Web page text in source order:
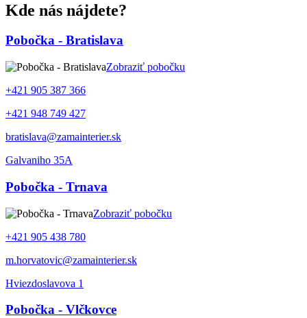
Kde nás nájdete?
Pobočka - Bratislava
Zobraziť pobočku
+421 905 387 366
+421 948 749 427
bratislava@zamainterier.sk
Galvaniho 35A
Pobočka - Trnava
Zobraziť pobočku
+421 905 438 780
m.horvatovic@zamainterier.sk
Hviezdoslavova 1
Pobočka - Vlčkovce